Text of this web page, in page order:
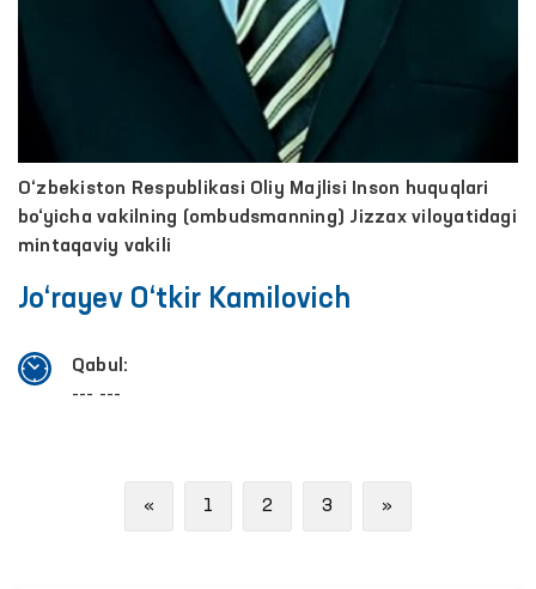
O‘zbekiston Respublikasi Oliy Majlisi Inson huquqlari
bo‘yicha vakilning (ombudsmanning) Jizzax viloyatidagi
mintaqaviy vakili
Jo‘rayev O‘tkir Kamilovich
Qabul:
--- ---
« Previous
1 2 3 »